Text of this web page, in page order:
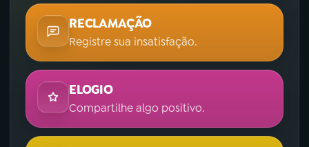
RECLAMAÇÃO
Registre sua insatisfação.
ELOGIO
Compartilhe algo positivo.